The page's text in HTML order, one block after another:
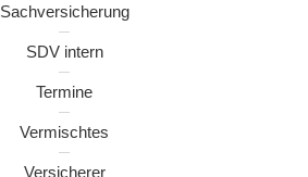
Sachversicherung
SDV intern
Termine
Vermischtes
Versicherer